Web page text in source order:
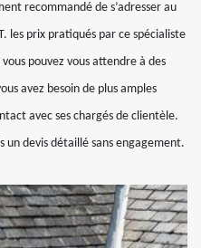
recommandé de s’adresser au
les prix pratiqués par ce spécialiste
pouvez vous attendre à des
avez besoin de plus amples
avec ses chargés de clientèle.
un devis détaillé sans engagement.